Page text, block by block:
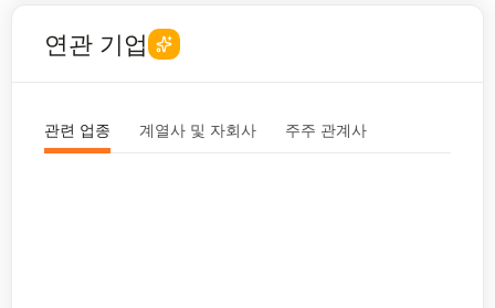
연관 기업
관련 업종 계열사 및 자회사 주주 관계사